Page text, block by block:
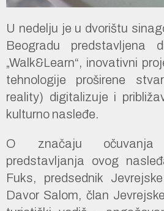
U nedelju je u dvorištu
Beogradu predstavljena
„Walk&Learn“, inovativni
tehnologije proširene
reality) digitalizuje i
kulturno nasleđe.
O značaju očuvanja
predstavljanja ovog
Fuks, predsednik
Davor Salom, član